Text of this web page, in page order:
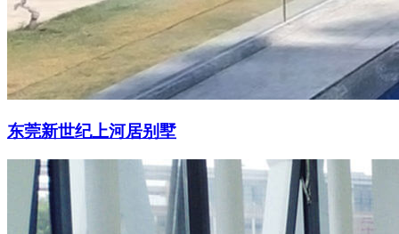
东莞新世纪上河居别墅